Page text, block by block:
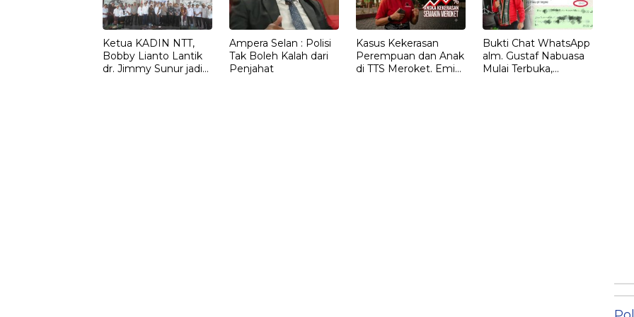
Ketua KADIN NTT,
Bobby Lianto Lantik
dr. Jimmy Sunur jadi
Ampera Selan : Polisi
Tak Boleh Kalah dari
Penjahat
Kasus Kekerasan
Perempuan dan Anak
di TTS Meroket. Emi
Bukti Chat WhatsApp
alm. Gustaf Nabuasa
Mulai Terbuka,